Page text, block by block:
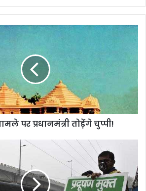
te
पर प्रधानमंत्री तोड़ेंगे चुप्पी!